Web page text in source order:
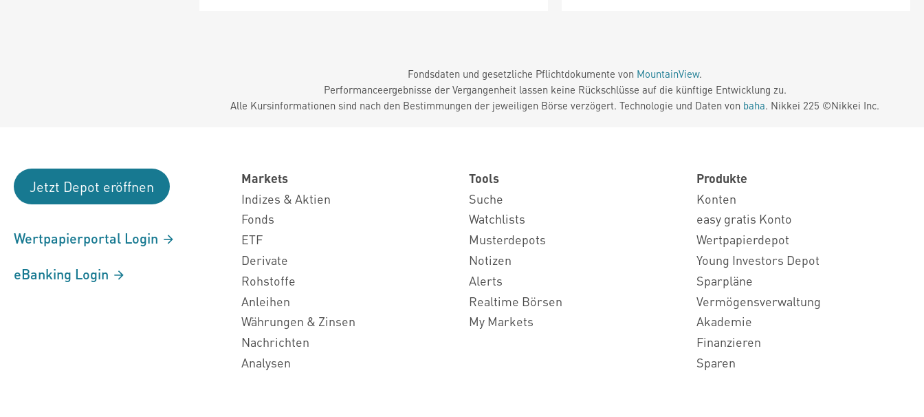
Fondsdaten und gesetzliche Pflichtdokumente von MountainView.
Performanceergebnisse der Vergangenheit lassen keine Rückschlüsse auf die künftige Entwicklung zu.
Alle Kursinformationen sind nach den Bestimmungen der jeweiligen Börse verzögert. Technologie und Daten von baha. Nikkei 225 ©Nikkei Inc.
Jetzt Depot eröffnen
Wertpapierportal Login
eBanking Login
Markets
Indizes & Aktien
Fonds
ETF
Derivate
Rohstoffe
Anleihen
Währungen & Zinsen
Nachrichten
Analysen
Tools
Suche
Watchlists
Musterdepots
Notizen
Alerts
Realtime Börsen
My Markets
Produkte
Konten
easy gratis Konto
Wertpapierdepot
Young Investors Depot
Sparpläne
Vermögensverwaltung
Akademie
Finanzieren
Sparen